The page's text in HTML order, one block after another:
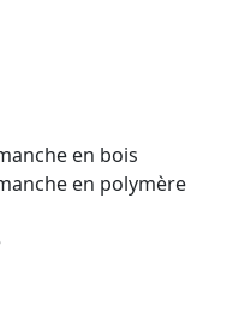
en bois
en polymère